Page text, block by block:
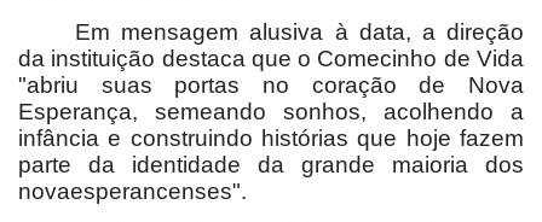
Em mensagem alusiva à data, a direção
da instituição destaca que o Comecinho de Vida
"abriu suas portas no coração de Nova
Esperança, semeando sonhos, acolhendo a
infância e construindo histórias que hoje fazem
parte da identidade da grande maioria dos
novaesperancenses".